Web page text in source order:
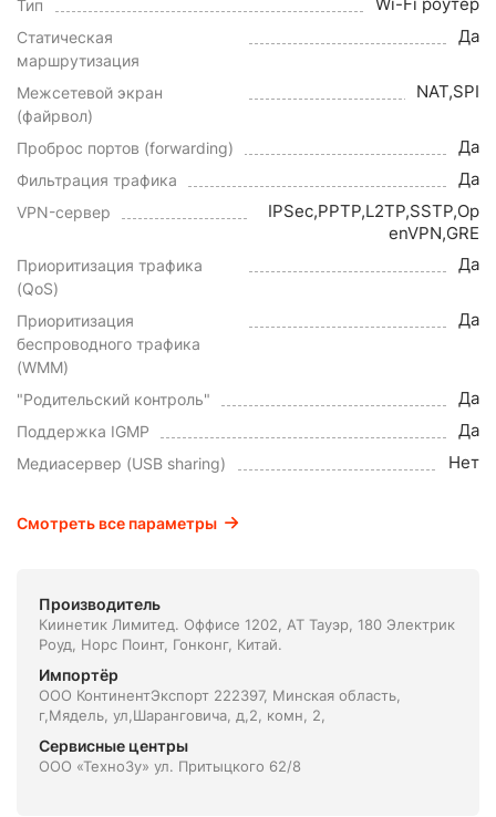
Тип
Статическая
маршрутизация
Да
Межсетевой экран
(файрвол)
NAT,SPI
Проброс портов (forwarding) Да
Фильтрация трафика Да
VPN-сервер
IPSec,PPTP,L2TP,SSTP,Op
enVPN,GRE
Приоритизация трафика
(QoS)
Да
Приоритизация
беспроводного трафика
(WMM)
Да
"Родительский контроль" Да
Поддержка IGMP Да
Медиасервер (USB sharing) Нет
Смотреть все параметры
Производитель
Киинетик Лимитед. Оффисе 1202, АТ Тауэр, 180 Электрик
Роуд, Норс Поинт, Гонконг, Китай.
Импортёр
ООО КонтинентЭкспорт 222397, Минская область,
г,Мядель, ул,Шаранговича, д,2, комн, 2,
Сервисные центры
ООО «ТехноЗу» ул. Притыцкого 62/8